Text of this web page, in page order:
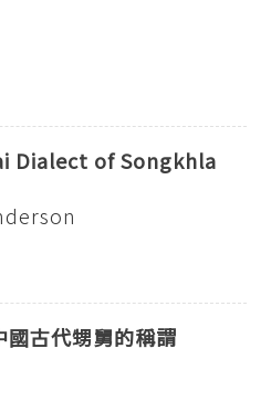
Dialect of Songkhla
古代甥舅的稱謂